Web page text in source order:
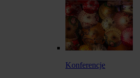
Konferencje